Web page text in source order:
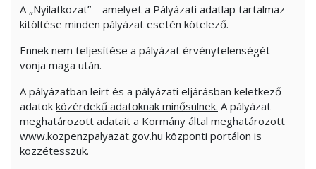
A „Nyilatkozat” – amelyet a Pályázati adatlap tartalmaz –
kitöltése minden pályázat esetén kötelező.
Ennek nem teljesítése a pályázat érvénytelenségét
vonja maga után.
A pályázatban leírt és a pályázati eljárásban keletkező
adatok közérdekű adatoknak minősülnek. A pályázat
meghatározott adatait a Kormány által meghatározott
www.kozpenzpalyazat.gov.hu központi portálon is
közzétesszük.